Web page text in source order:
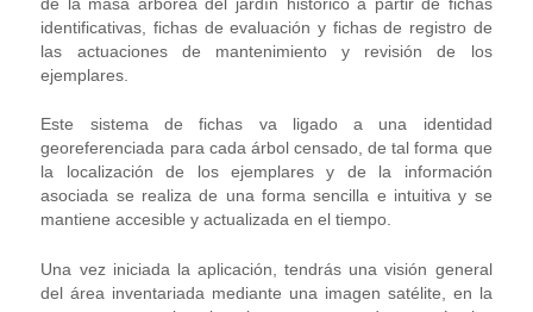
identificativas, fichas de evaluación y fichas de registro de
las actuaciones de mantenimiento y revisión de los
ejemplares.
Este sistema de fichas va ligado a una identidad
georeferenciada para cada árbol censado, de tal forma que
la localización de los ejemplares y de la información
asociada se realiza de una forma sencilla e intuitiva y se
mantiene accesible y actualizada en el tiempo.
Una vez iniciada la aplicación, tendrás una visión general
del área inventariada mediante una imagen satélite, en la